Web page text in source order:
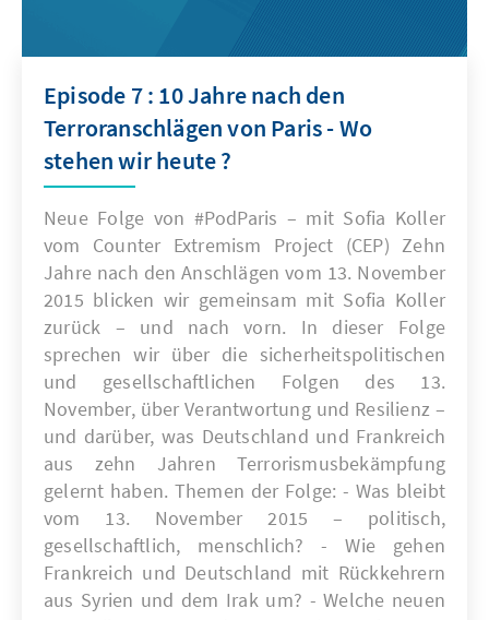
Episode 7 : 10 Jahre nach den
Terroranschlägen von Paris - Wo
stehen wir heute ?
Neue Folge von #PodParis – mit Sofia Koller
vom Counter Extremism Project (CEP) Zehn
Jahre nach den Anschlägen vom 13. November
2015 blicken wir gemeinsam mit Sofia Koller
zurück – und nach vorn. In dieser Folge
sprechen wir über die sicherheitspolitischen
und gesellschaftlichen Folgen des 13.
November, über Verantwortung und Resilienz –
und darüber, was Deutschland und Frankreich
aus zehn Jahren Terrorismusbekämpfung
gelernt haben. Themen der Folge: - Was bleibt
vom 13. November 2015 – politisch,
gesellschaftlich, menschlich? - Wie gehen
Frankreich und Deutschland mit Rückkehrern
aus Syrien und dem Irak um? - Welche neuen